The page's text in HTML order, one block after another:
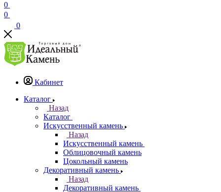
0
0
0
Кабинет
Каталог
Назад
Каталог
Искусственный камень
Назад
Искусственный камень
Облицовочный камень
Цокольный камень
Декоративный камень
Назад
Декоративный камень